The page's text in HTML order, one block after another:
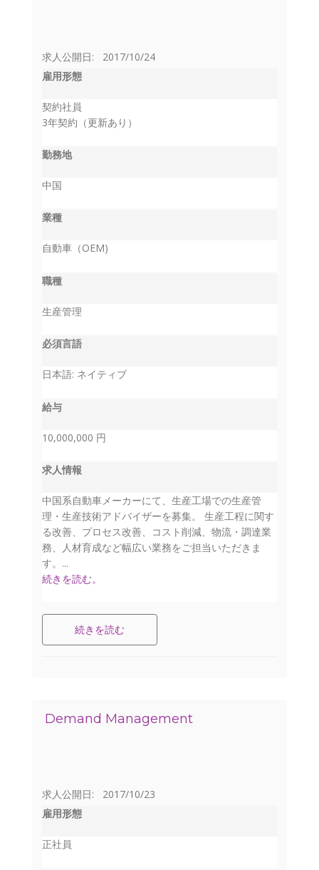
求人公開日: 2017/10/24
雇用形態
契約社員
3年契約（更新あり）
勤務地
中国
業種
自動車（OEM)
職種
生産管理
必須言語
日本語: ネイティブ
給与
10,000,000 円
求人情報
中国系自動車メーカーにて、生産工場での生産管
理・生産技術アドバイザーを募集。 生産工程に関す
る改善、プロセス改善、コスト削減、物流・調達業
務、人材育成など幅広い業務をご担当いただきま
す。...
続きを読む。
続きを読む
Demand Management
求人公開日: 2017/10/23
雇用形態
正社員